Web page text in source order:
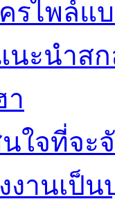
ครไพล์
นะนำส
า
ใจที่จะ
งานเป็